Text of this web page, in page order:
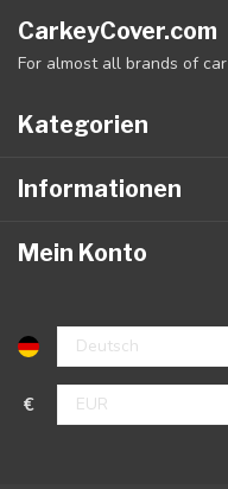
CarkeyCover.com
For almost all brands of car
Kategorien
Informationen
Mein Konto
€